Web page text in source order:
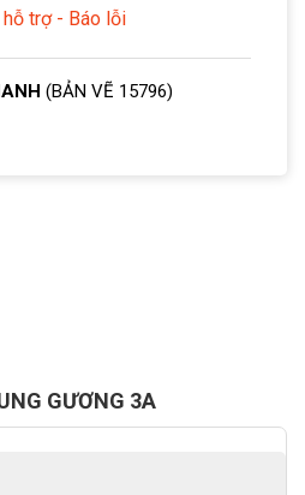
hỗ trợ - Báo lỗi
(BẢN VẼ 15796)
GƯƠNG 3A